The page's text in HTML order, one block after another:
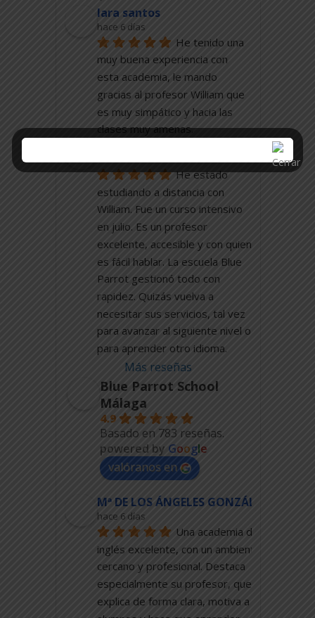
lara santos
hace 6 días
He tenido una
muy buena experiencia con
esta academia, le mando
gracias al profesor William que
es muy simpático y hacia las
clases muy amenas.
He estado
estudiando a distancia con
William. Fue un curso intensivo
en julio. Es un profesor
excelente, accesible y con quien
es fácil hablar. La escuela Blue
Parrot gestionó todo con
rapidez. Quizás vuelva a
necesitar sus servicios, tal vez
para avanzar al siguiente nivel o
para aprender otro idioma.
Más reseñas
Blue Parrot School
Málaga
4.9
Basado en 783 reseñas.
powered by Google
valóranos en
Mª DE LOS ÁNGELES GONZÁLEZ
hace 6 días
Una academia de
inglés excelente, con un ambiente
cercano y profesional. Destaca
especialmente su profesor, que
explica de forma clara, motiva a los